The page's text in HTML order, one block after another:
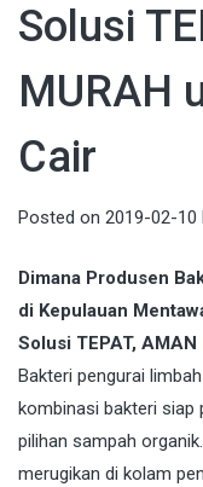
Solusi
MURAH
Cair
Posted on 2019-02-10
Dimana Produsen
di Kepulauan
Solusi TEPAT,
Bakteri pengurai
kombinasi bakteri siap
pilihan sampah
merugikan di kolam